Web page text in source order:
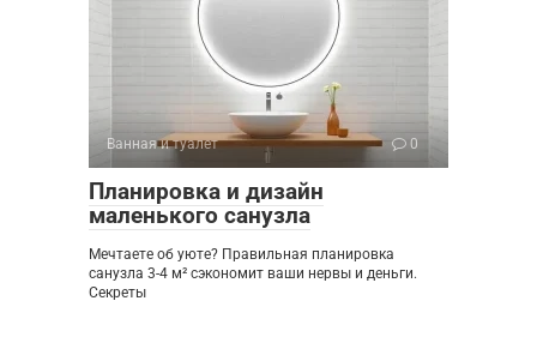
Ванная и туалет 0
Планировка и дизайн
маленького санузла
Мечтаете об уюте? Правильная планировка
санузла 3-4 м² сэкономит ваши нервы и деньги.
Секреты